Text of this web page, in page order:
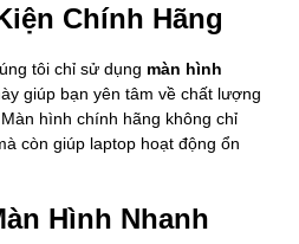
Chính Hãng
tôi chỉ sử dụng màn hình
giúp bạn yên tâm về chất lượng
hình chính hãng không chỉ
còn giúp laptop hoạt động ổn
Hình Nhanh